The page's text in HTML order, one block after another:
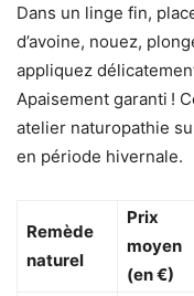
Dans un linge fin,
d’avoine, nouez,
appliquez
Apaisement garanti !
atelier naturopathie
en période hivernale.
Remède
naturel
Prix
moyen
(en €)